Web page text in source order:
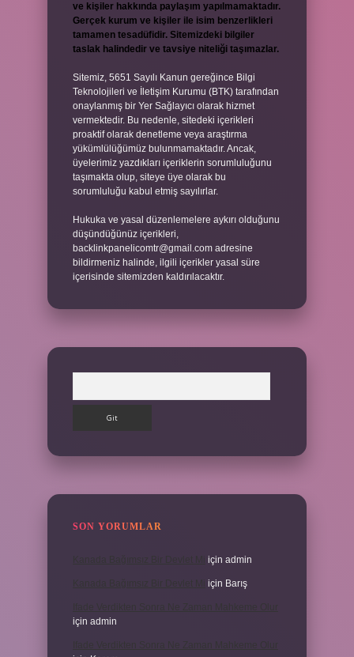
ve kişiler hakkında paylaşım yapılmamaktadır.
Gerçek kurum ve kişiler ile isim benzerlikleri
tamamen tesadüfidir. Sitemizdeki bilgiler
taslak halindedir ve tavsiye niteliği taşımazlar.
Sitemiz, 5651 Sayılı Kanun gereğince Bilgi
Teknolojileri ve İletişim Kurumu (BTK) tarafından
onaylanmış bir Yer Sağlayıcı olarak hizmet
vermektedir. Bu nedenle, sitedeki içerikleri
proaktif olarak denetleme veya araştırma
yükümlülüğümüz bulunmamaktadır. Ancak,
üyelerimiz yazdıkları içeriklerin sorumluluğunu
taşımakta olup, siteye üye olarak bu
sorumluluğu kabul etmiş sayılırlar.
Hukuka ve yasal düzenlemelere aykırı olduğunu
düşündüğünüz içerikleri,
backlinkpanelicomtr@gmail.com adresine
bildirmeniz halinde, ilgili içerikler yasal süre
içerisinde sitemizden kaldırılacaktır.
SON YORUMLAR
için admin
için Barış
için admin